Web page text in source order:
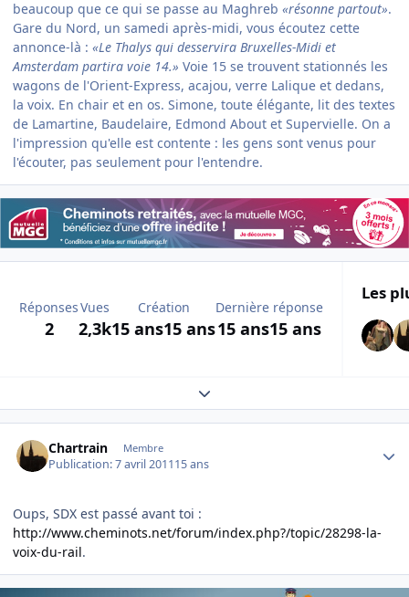
beaucoup que ce qui se passe au Maghreb «résonne partout».
Gare du Nord, un samedi après-midi, vous écoutez cette
annonce-là : «Le Thalys qui desservira Bruxelles-Midi et
Amsterdam partira voie 14.» Voie 15 se trouvent stationnés les
wagons de l'Orient-Express, acajou, verre Lalique et dedans,
la voix. En chair et en os. Simone, toute élégante, lit des textes
de Lamartine, Baudelaire, Edmond About et Supervielle. On a
l'impression qu'elle est contente : les gens sont venus pour
l'écouter, pas seulement pour l'entendre.
Réponses
2
Vues
2,3k
Création
15 ans15 ans
Dernière réponse
15 ans15 ans
Les
Expand topic overview
Chartrain Membre
Publication:7 avril 201115 ans
Oups, SDX est passé avant toi :
http://www.cheminots.net/forum/index.php?/topic/28298-la-
voix-du-rail.